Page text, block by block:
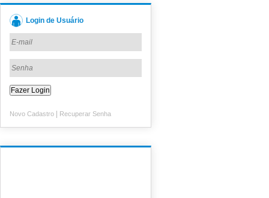
Login de Usuário
Novo Cadastro Recuperar Senha